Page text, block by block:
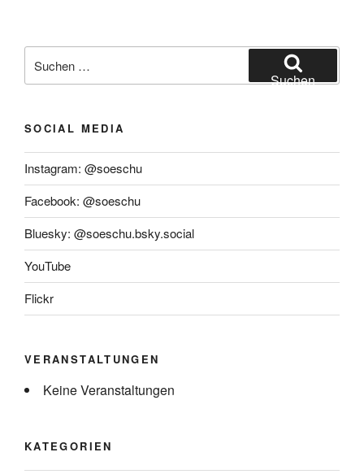
nach:
Suchen
SOCIAL MEDIA
Instagram: @soeschu
Facebook: @soeschu
Bluesky: @soeschu.bsky.social
YouTube
Flickr
VERANSTALTUNGEN
Keine Veranstaltungen
KATEGORIEN